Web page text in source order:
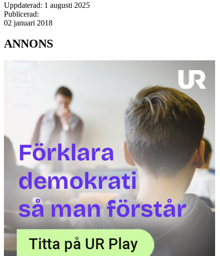
Uppdaterad: 1 augusti 2025
Publicerad:
02 januari 2018
ANNONS